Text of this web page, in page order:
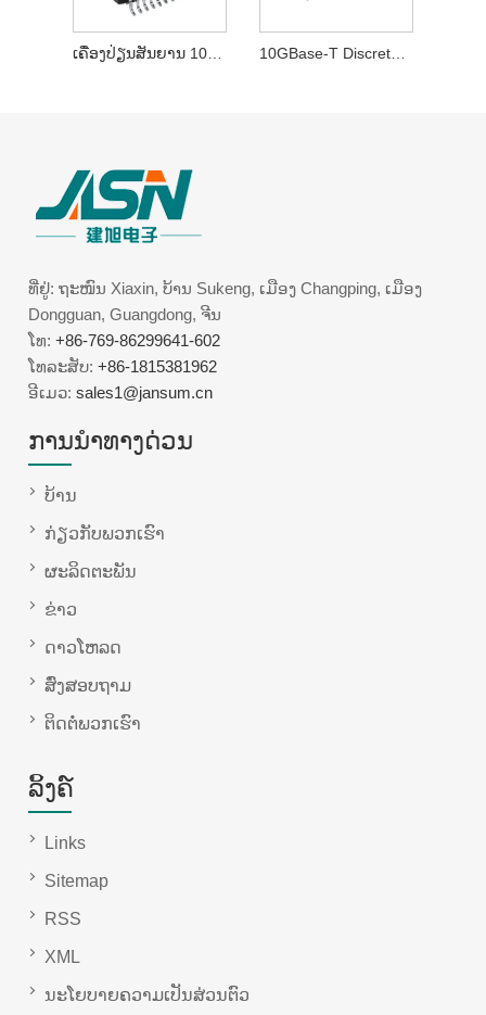
ເຄື່ອງປ່ຽນສັນຍານ 10GBase-T 10GBase-T Discrete Lan Magnetics
ທີ່ຢູ່: ຖະໜົນ Xiaxin, ບ້ານ Sukeng, ເມືອງ Changping, ເມືອງ
Dongguan, Guangdong, ຈີນ
ໂທ:+86-769-86299641-602
ໂທລະສັບ:+86-1815381962
ອີເມວ:sales1@jansum.cn
ການນໍາທາງດ່ວນ
ບ້ານ
ກ່ຽວ​ກັບ​ພວກ​ເຮົາ
ຜະລິດຕະພັນ
ຂ່າວ
ດາວໂຫລດ
ສົ່ງສອບຖາມ
ຕິດ​ຕໍ່​ພວກ​ເຮົາ
ລິ້ງຄ໌
Links
Sitemap
RSS
XML
ນະໂຍບາຍຄວາມເປັນສ່ວນຕົວ